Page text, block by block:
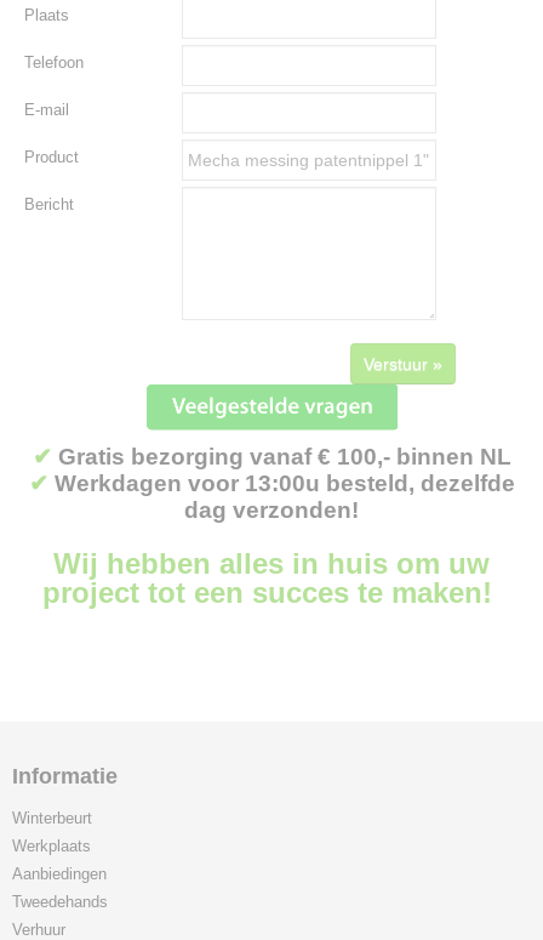
Plaats
Telefoon
E-mail
Product
Bericht
Verstuur »
✔ Gratis bezorging vanaf € 100,- binnen NL
✔ Werkdagen voor 13:00u besteld, dezelfde
dag verzonden!
Wij hebben alles in huis om uw
project tot een succes te maken!
Informatie
Winterbeurt
Werkplaats
Aanbiedingen
Tweedehands
Verhuur